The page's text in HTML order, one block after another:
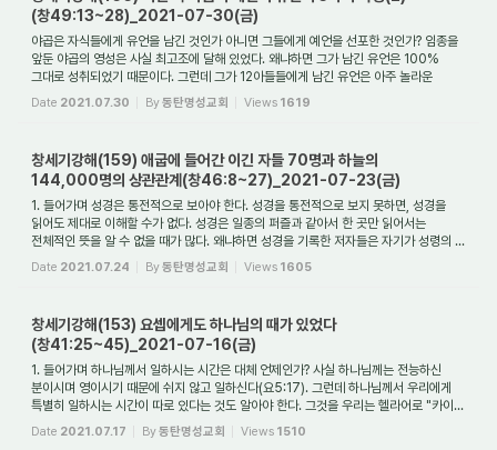
(창49:13~28)_2021-07-30(금)
야곱은 자식들에게 유언을 남긴 것인가 아니면 그들에게 예언을 선포한 것인가? 임종을
앞둔 야곱의 영성은 사실 최고조에 달해 있었다. 왜냐하면 그가 남긴 유언은 100%
그대로 성취되었기 때문이다. 그런데 그가 12아들들에게 남긴 유언은 아주 놀라운
영적...
Date 2021.07.30 By동탄명성교회 Views 1619
창세기강해(159) 애굽에 들어간 이긴 자들 70명과 하늘의
144,000명의 상관관계(창46:8~27)_2021-07-23(금)
1. 들어가며 성경은 통전적으로 보아야 한다. 성경을 통전적으로 보지 못하면, 성경을
읽어도 제대로 이해할 수가 없다. 성경은 일종의 퍼즐과 같아서 한 곳만 읽어서는
전체적인 뜻을 알 수 없을 때가 많다. 왜냐하면 성경을 기록한 저자들은 자기가 성령의 ...
Date 2021.07.24 By동탄명성교회 Views 1605
창세기강해(153) 요셉에게도 하나님의 때가 있었다
(창41:25~45)_2021-07-16(금)
1. 들어가며 하나님께서 일하시는 시간은 대체 언제인가? 사실 하나님께는 전능하신
분이시며 영이시기 때문에 쉬지 않고 일하신다(요5:17). 그런데 하나님께서 우리에게
특별히 일하시는 시간이 따로 있다는 것도 알아야 한다. 그것을 우리는 헬라어로 "카이...
Date 2021.07.17 By동탄명성교회 Views 1510